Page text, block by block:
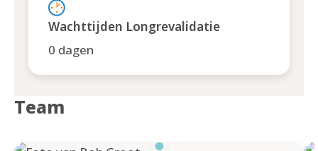
Wachttijden Longrevalidatie
0 dagen
Team